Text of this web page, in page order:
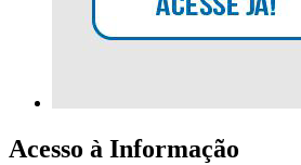
Acesso à Informação